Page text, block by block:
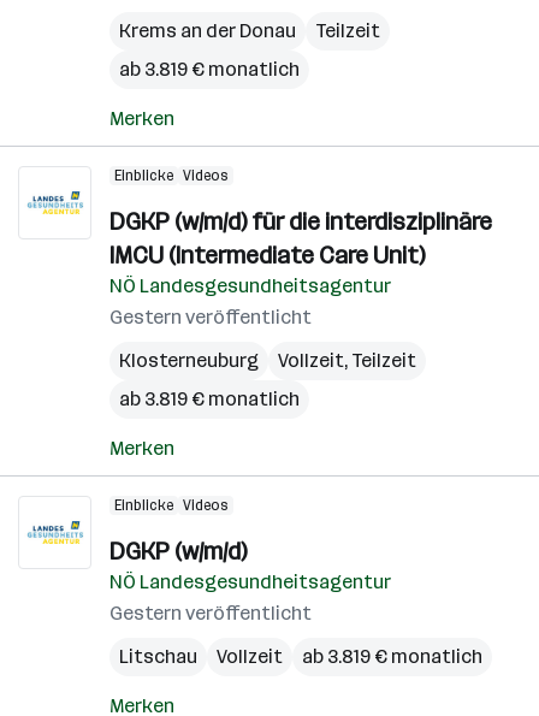
Krems an der Donau
Teilzeit
ab 3.819 € monatlich
Merken
Einblicke Videos
DGKP (w/m/d) für die interdisziplinäre
IMCU (Intermediate Care Unit)
NÖ Landesgesundheitsagentur
Gestern veröffentlicht
Klosterneuburg
Vollzeit, Teilzeit
ab 3.819 € monatlich
Merken
Einblicke Videos
DGKP (w/m/d)
NÖ Landesgesundheitsagentur
Gestern veröffentlicht
Litschau
Vollzeit ab 3.819 € monatlich
Merken